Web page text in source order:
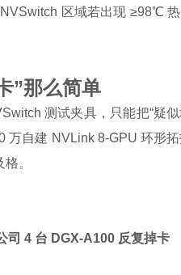
区域若出现 ≥98℃
”那么简单
测试夹具，只能把“疑
万自建 NVLink 8-GPU 环形
。
司 4 台 DGX-A100 反复掉卡